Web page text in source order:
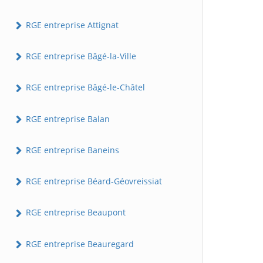
RGE entreprise Attignat
RGE entreprise Bâgé-la-Ville
RGE entreprise Bâgé-le-Châtel
RGE entreprise Balan
RGE entreprise Baneins
RGE entreprise Béard-Géovreissiat
RGE entreprise Beaupont
RGE entreprise Beauregard